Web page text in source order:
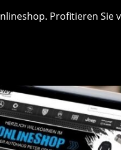
Profitieren Sie